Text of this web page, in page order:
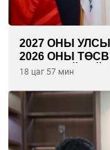
2027 ОНЫ
2026 ОНЫ
ОЛОН НИЙТИЙН
18 цаг 57 мин